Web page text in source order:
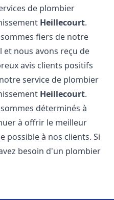
de plombier
Heillecourt.
fiers de notre
et nous avons reçu de
avis clients positifs
service de plombier
Heillecourt.
déterminés à
à offrir le meilleur
possible à nos clients. Si
besoin d'un plombier